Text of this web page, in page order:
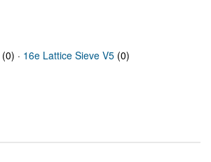
(0) · 16e Lattice Sieve V5 (0)